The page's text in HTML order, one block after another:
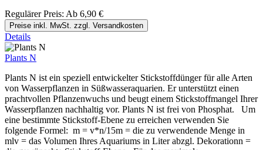
Regulärer Preis: Ab 6,90 €
Preise inkl. MwSt. zzgl. Versandkosten
Details
Plants N
Plants N ist ein speziell entwickelter Stickstoffdünger für alle Arten
von Wasserpflanzen in Süßwasseraquarien. Er unterstützt einen
prachtvollen Pflanzenwuchs und beugt einem Stickstoffmangel Ihrer
Wasserpflanzen nachhaltig vor. Plants N ist frei von Phosphat. Um
eine bestimmte Stickstoff-Ebene zu erreichen verwenden Sie
folgende Formel: m = v*n/15m = die zu verwendende Menge in
mlv = das Volumen Ihres Aquariums in Liter abzgl. Dekorationn =